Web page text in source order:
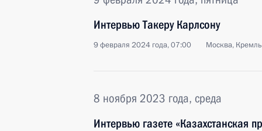
Интервью Такеру Карлсону
9 февраля 2024 года, 07:00 Москва, Кремль
8 ноября 2023 года, среда
Интервью газете «Казахстанская